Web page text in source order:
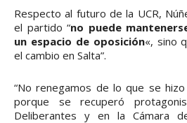
Respecto al futuro de la UCR,
el partido “no puede
un espacio de oposición«, sino
el cambio en Salta”.
“No renegamos de lo que se
porque se recuperó
Deliberantes y en la Cámara